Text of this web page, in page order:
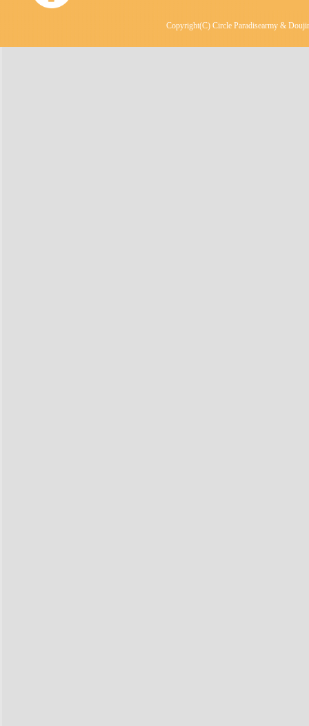
Copyright(C) Circle Paradisearmy &